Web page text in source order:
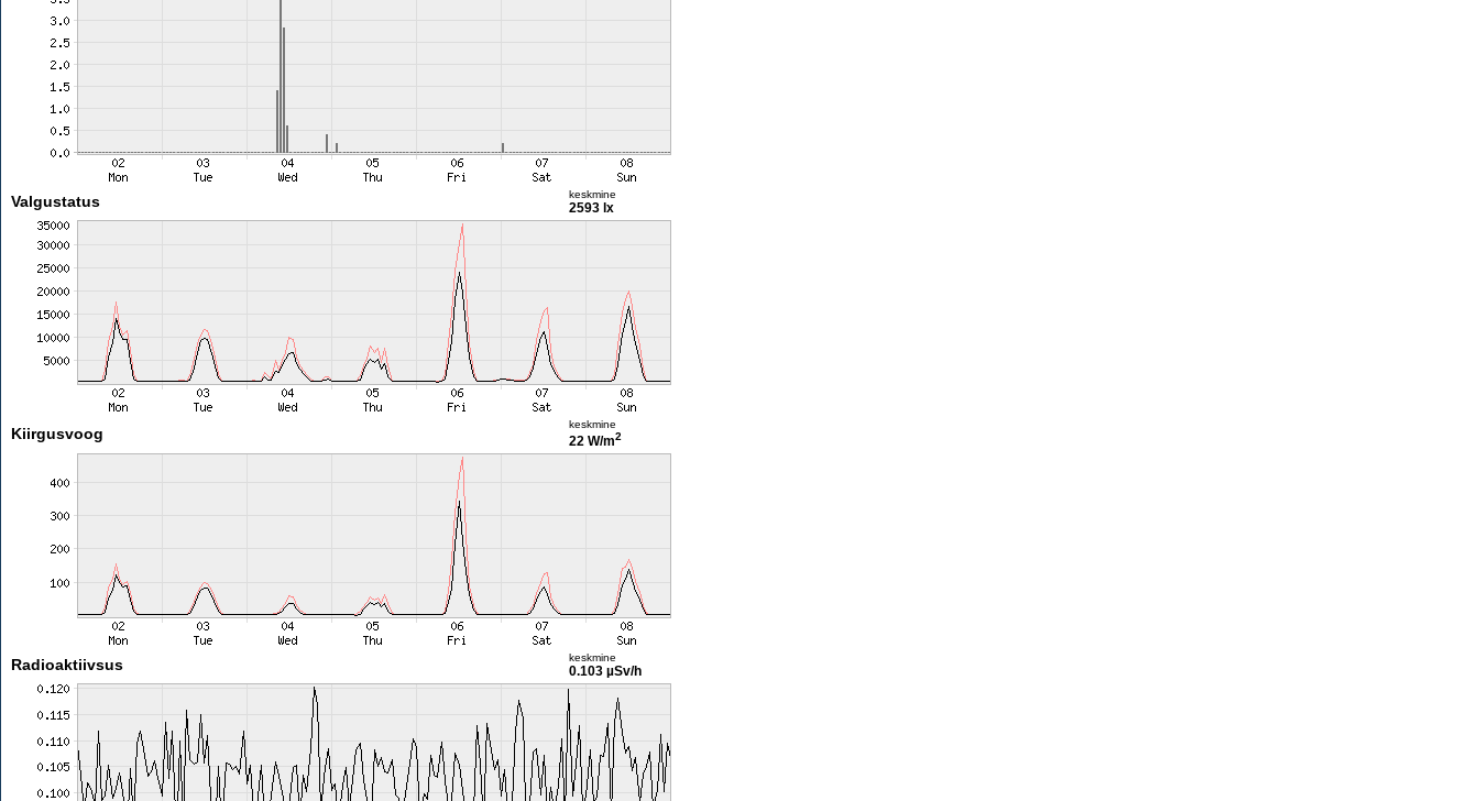
Valgustatus keskmine
2593 lx
Kiirgusvoog
keskmine
22 W/m2
Radioaktiivsus keskmine
0.103 µSv/h